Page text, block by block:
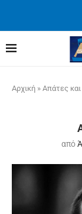
Αρχική » Απάτες
από